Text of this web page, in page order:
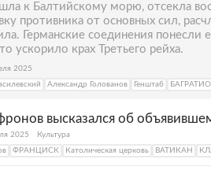
к Балтийскому морю, отсекла
противника от основных сил,
Германские соединения понесли
ускорило крах Третьего рейха.
2025
Александр Голованов Генштаб
высказался об
2025
Культура
ФРАНЦИСК Католическая церковь ВАТИКАН